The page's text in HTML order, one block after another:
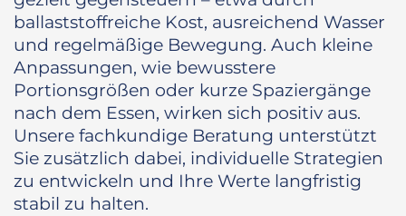
ballaststoffreiche Kost, ausreichend Wasser
und regelmäßige Bewegung. Auch kleine
Anpassungen, wie bewusstere
Portionsgrößen oder kurze Spaziergänge
nach dem Essen, wirken sich positiv aus.
Unsere fachkundige Beratung unterstützt
Sie zusätzlich dabei, individuelle Strategien
zu entwickeln und Ihre Werte langfristig
stabil zu halten.